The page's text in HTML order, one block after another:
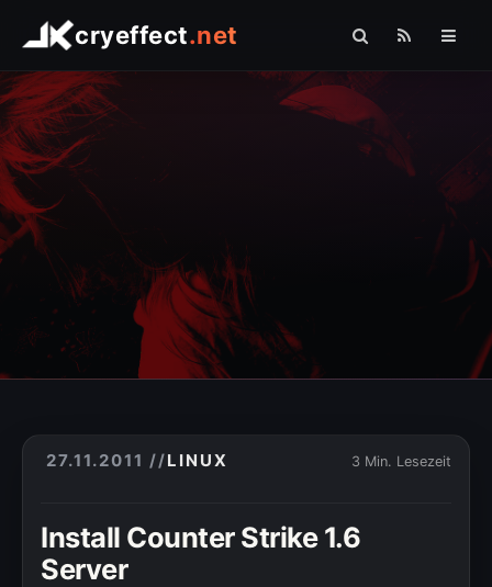
cryeffect.net
27.11.2011 //LINUX 3 Min. Lesezeit
Install Counter Strike 1.6
Server
Startseite
Shop
Arduino
Linux
Raspberry Pi
Logo Comfort
Fotografie
» PHP
» Datenschutzerklärung